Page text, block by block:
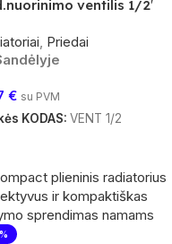
ventilis 1/2′
, Priedai
€ su PVM
KODAS: VENT 1/2